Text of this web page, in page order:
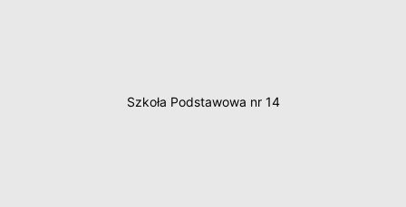
Szkoła Podstawowa nr 14